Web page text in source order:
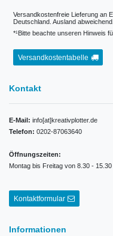
Versandkostenfreie Lieferung an
Deutschland. Ausland abweichend.
*¹Bitte beachte unseren Hinweis
Versandkostentabelle
Kontakt
E-Mail: info[at]kreativplotter.de
Telefon: 0202-87063640
Öffnungszeiten:
Montag bis Freitag von 8.30 -
Kontaktformular
Informationen